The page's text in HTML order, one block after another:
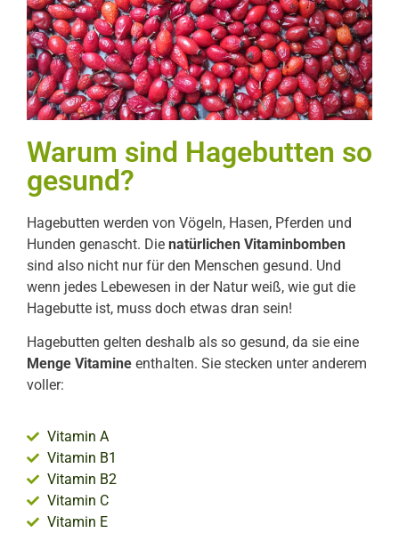
Warum sind Hagebutten so
gesund?
Hagebutten werden von Vögeln, Hasen, Pferden und
Hunden genascht. Die natürlichen Vitaminbomben
sind also nicht nur für den Menschen gesund. Und
wenn jedes Lebewesen in der Natur weiß, wie gut die
Hagebutte ist, muss doch etwas dran sein!
Hagebutten gelten deshalb als so gesund, da sie eine
Menge Vitamine enthalten. Sie stecken unter anderem
voller:
Vitamin A
Vitamin B1
Vitamin B2
Vitamin C
Vitamin E